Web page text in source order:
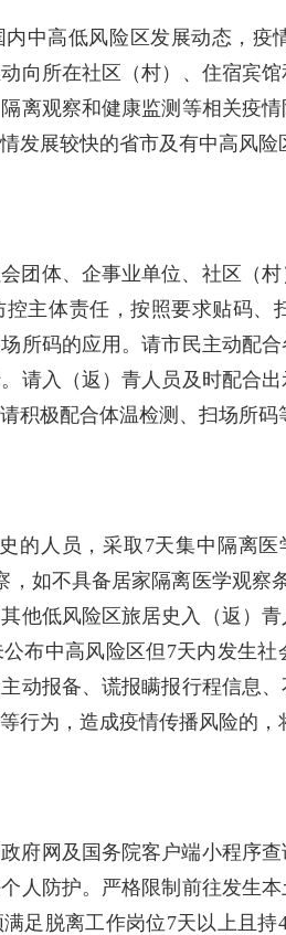
中高低风险区发展动态，疫
向所在社区（村）、住宿宾
离观察和健康监测等相关疫
发展较快的省市及有中高风险
团体、企事业单位、社区（
主体责任，按照要求贴码、
所码的应用。请市民主动配
请入（返）青人员及时配合
积极配合体温检测、扫场所码
的人员，采取7天集中隔离
，如不具备居家隔离医学观察
他低风险区旅居史入（返）
布中高风险区但7天内发生
动报备、谎报瞒报行程信息
行为，造成疫情传播风险的，
府网及国务院客户端小程序
人防护。严格限制前往发生
足脱离工作岗位7天以上且